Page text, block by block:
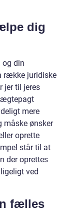
dig
og din
række juridiske
jer til jeres
ægtepagt
mere
måske ønsker
oprette
står til at
der oprettes
ved
fælles